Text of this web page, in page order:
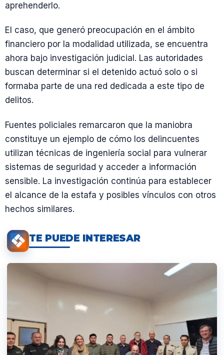
aprehenderlo.
El caso, que generó preocupación en el ámbito
financiero por la modalidad utilizada, se encuentra
ahora bajo investigación judicial. Las autoridades
buscan determinar si el detenido actuó solo o si
formaba parte de una red dedicada a este tipo de
delitos.
Fuentes policiales remarcaron que la maniobra
constituye un ejemplo de cómo los delincuentes
utilizan técnicas de ingeniería social para vulnerar
sistemas de seguridad y acceder a información
sensible. La investigación continúa para establecer
el alcance de la estafa y posibles vínculos con otros
hechos similares.
TE PUEDE INTERESAR